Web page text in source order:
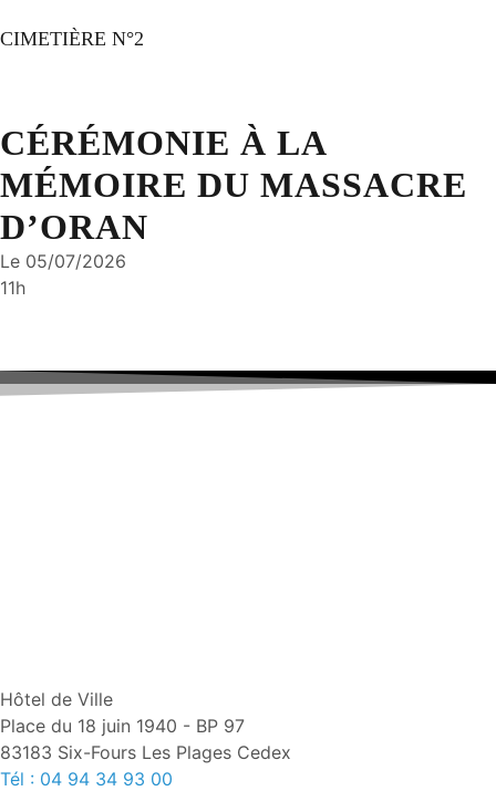
CIMETIÈRE N°2
CÉRÉMONIE À LA
MÉMOIRE DU MASSACRE
D’ORAN
Le 05/07/2026
11h
Hôtel de Ville
Place du 18 juin 1940 - BP 97
83183 Six-Fours Les Plages Cedex
Tél : 04 94 34 93 00